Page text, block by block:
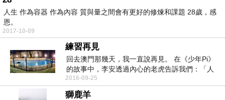
人生 作為容器 作為內容 質與量之間會有更好的修煉和課題 28歲，感
恩。
2017-10-09
練習再見
回去澳門那幾天，我一直說再見。 在《少年Pi》
的故事中，李安透過內心的老虎告訴我們：「人
生...
2016-09-25
獅鹿羊